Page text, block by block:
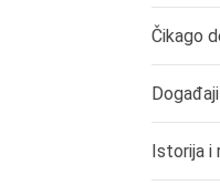
Čikago
Događaji
Istorija i